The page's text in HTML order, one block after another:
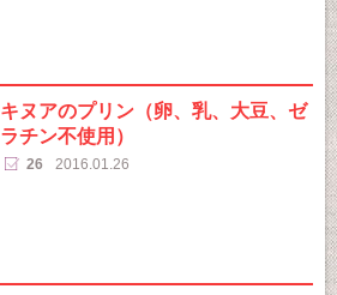
キヌアのプリン（卵、乳、大豆、ゼ
ラチン不使用）
26 2016.01.26